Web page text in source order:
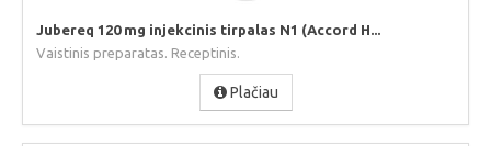
Jubereq 120 mg injekcinis tirpalas N1 (Accord H...
Vaistinis preparatas. Receptinis.
Plačiau